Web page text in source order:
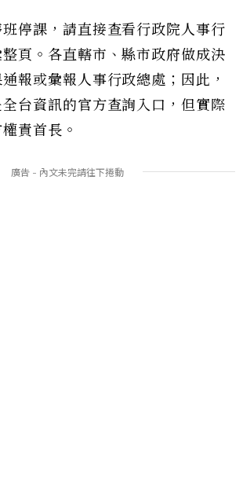
停課，請直接查看行政院人事行
頁。各直轄市、縣市政府做成決
報或彙報人事行政總處；因此，
台資訊的官方查詢入口，但實際
責首長。